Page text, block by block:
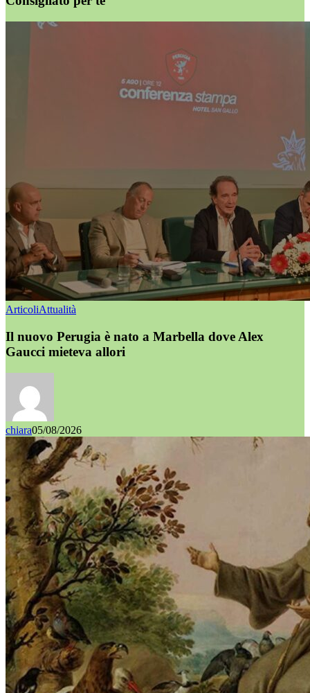
ArticoliAttualità
Il nuovo Perugia è nato a Marbella dove Alex
Gaucci mieteva allori
chiara05/08/2026